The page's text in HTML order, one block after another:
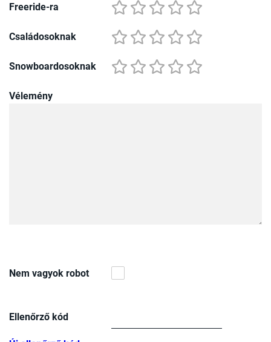
Freeride-ra
Családosoknak
Snowboardosoknak
Vélemény
Nem vagyok robot
Ellenőrző kód